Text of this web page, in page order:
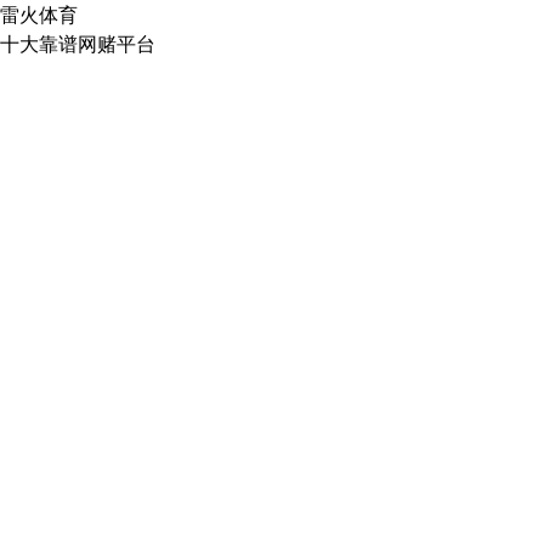
雷火体育
十大靠谱网赌平台